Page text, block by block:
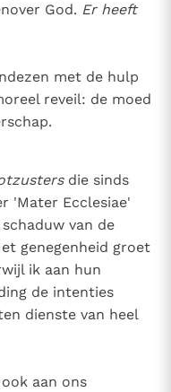
God. Er heeft
met de hulp
reveil: de moed
die sinds
'Mater Ecclesiae'
van de
genegenheid groet
ik aan hun
de intenties
dienste van heel
aan ons